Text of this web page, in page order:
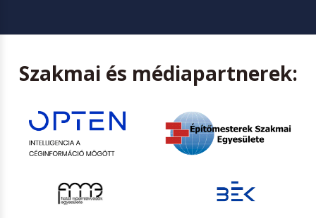
Szakmai és médiapartnerek: